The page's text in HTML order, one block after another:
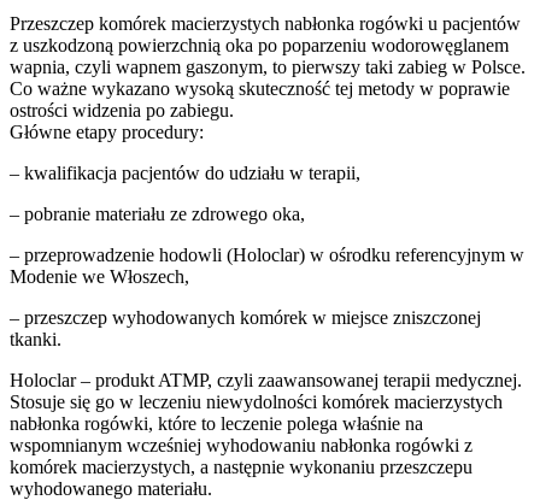
Przeszczep komórek macierzystych nabłonka rogówki u pacjentów
z uszkodzoną powierzchnią oka po poparzeniu wodorowęglanem
wapnia, czyli wapnem gaszonym, to pierwszy taki zabieg w Polsce.
Co ważne wykazano wysoką skuteczność tej metody w poprawie
ostrości widzenia po zabiegu.
Główne etapy procedury:
– kwalifikacja pacjentów do udziału w terapii,
– pobranie materiału ze zdrowego oka,
– przeprowadzenie hodowli (Holoclar) w ośrodku referencyjnym w
Modenie we Włoszech,
– przeszczep wyhodowanych komórek w miejsce zniszczonej
tkanki.
Holoclar – produkt ATMP, czyli zaawansowanej terapii medycznej.
Stosuje się go w leczeniu niewydolności komórek macierzystych
nabłonka rogówki, które to leczenie polega właśnie na
wspomnianym wcześniej wyhodowaniu nabłonka rogówki z
komórek macierzystych, a następnie wykonaniu przeszczepu
wyhodowanego materiału.